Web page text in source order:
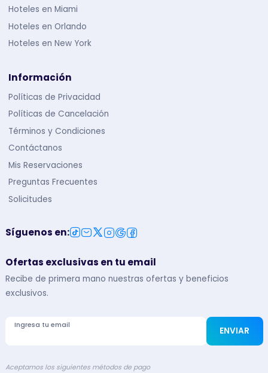
Hoteles en Miami
Hoteles en Orlando
Hoteles en New York
Información
Políticas de Privacidad
Políticas de Cancelación
Términos y Condiciones
Contáctanos
Mis Reservaciones
Preguntas Frecuentes
Solicitudes
Síguenos en:
Ofertas exclusivas en tu email
Recibe de primera mano nuestras ofertas y beneficios
exclusivos.
Ingresa tu email
ENVIAR
Aceptamos los siguientes métodos de pago